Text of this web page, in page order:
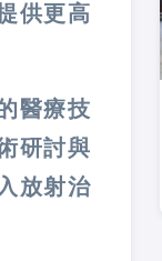
供更高
醫療技
研討與
放射治